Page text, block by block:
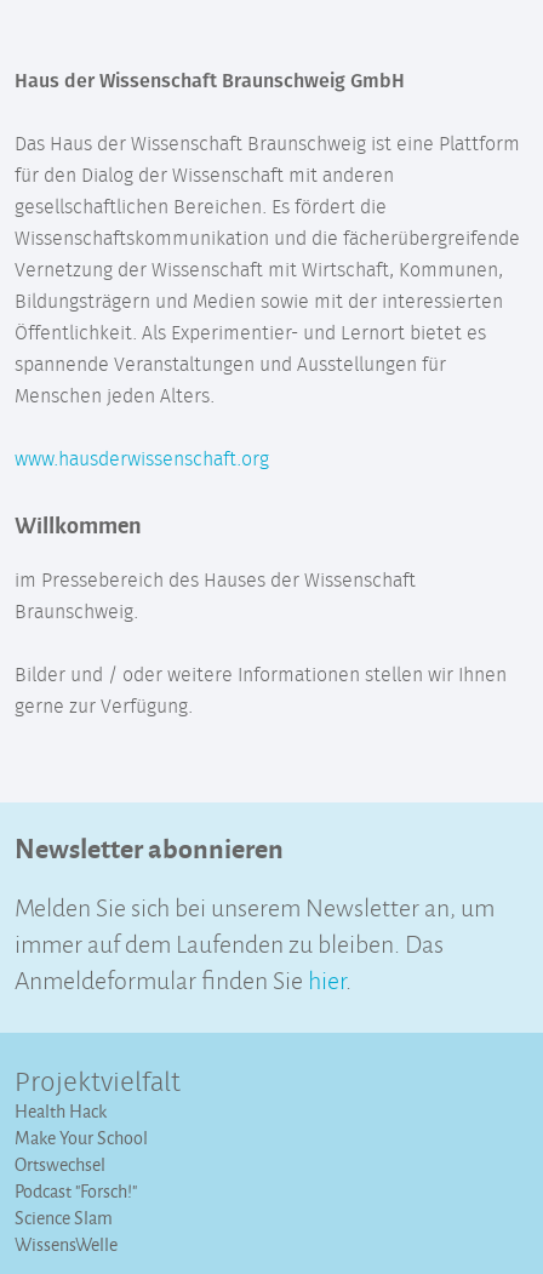
Haus der Wissenschaft Braunschweig GmbH
Das Haus der Wissenschaft Braunschweig ist eine Plattform
für den Dialog der Wissenschaft mit anderen
gesellschaftlichen Bereichen. Es fördert die
Wissenschaftskommunikation und die fächerübergreifende
Vernetzung der Wissenschaft mit Wirtschaft, Kommunen,
Bildungsträgern und Medien sowie mit der interessierten
Öffentlichkeit. Als Experimentier- und Lernort bietet es
spannende Veranstaltungen und Ausstellungen für
Menschen jeden Alters.
www.hausderwissenschaft.org
Willkommen
im Pressebereich des Hauses der Wissenschaft
Braunschweig.
Bilder und / oder weitere Informationen stellen wir Ihnen
gerne zur Verfügung.
Newsletter abonnieren
Melden Sie sich bei unserem Newsletter an, um
immer auf dem Laufenden zu bleiben. Das
Anmeldeformular finden Sie hier.
Projektvielfalt
Health Hack
Make Your School
Ortswechsel
Podcast "Forsch!"
Science Slam
WissensWelle